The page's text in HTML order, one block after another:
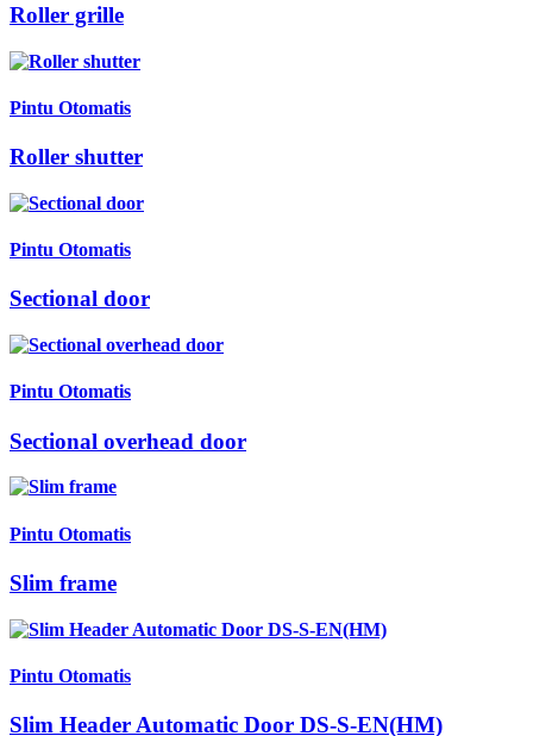
Roller grille
Pintu Otomatis
Roller shutter
Pintu Otomatis
Sectional door
Pintu Otomatis
Sectional overhead door
Pintu Otomatis
Slim frame
Pintu Otomatis
Slim Header Automatic Door DS-S-EN(HM)